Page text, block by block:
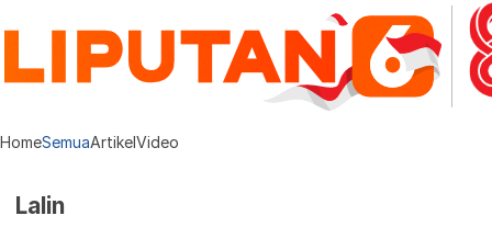
HomeSemuaArtikelVideo
Lalin